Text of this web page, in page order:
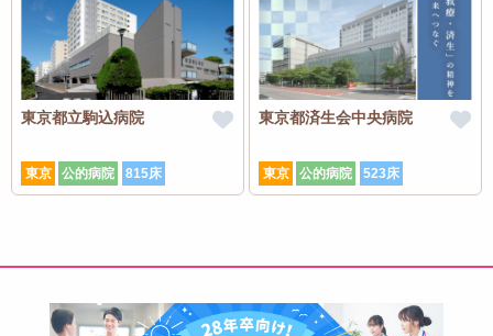
東京都立駒込病院
東京 公的病院 815床
東京都済生会中央病院
東京 公的病院 523床